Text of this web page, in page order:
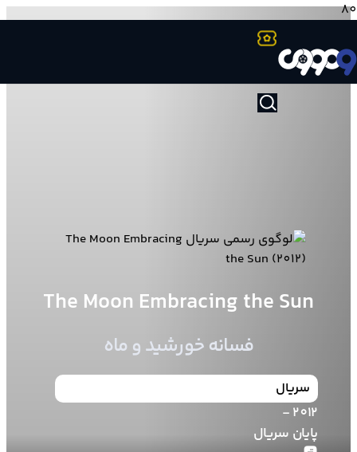
The Moon Embracing the Sun
فسانه خورشید و ماه
سریال
2012 -
پایان سریال